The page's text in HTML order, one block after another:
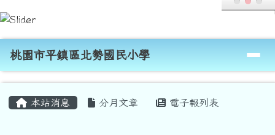
跳至主內容區
桃園市平鎮區北勢國民小學
導覽列
桃園市平鎮區北勢國民小學
本站消息 分月文章 電子報列表